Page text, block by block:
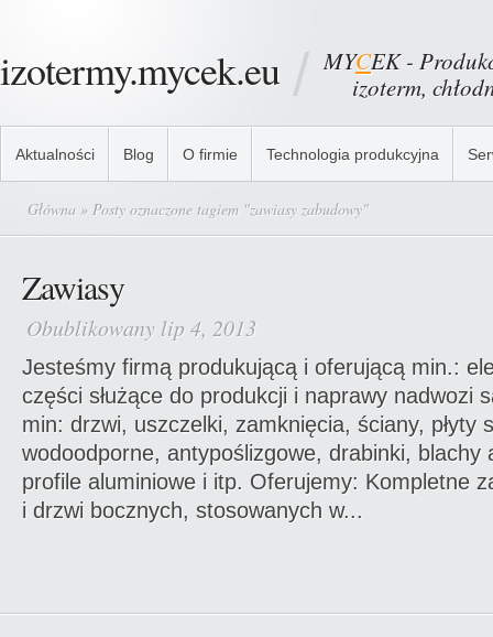
izotermy.mycek.eu MYCEK -
izoterm,
Aktualności Blog O firmie Technologia produkcyjna
Główna » Posty oznaczone tagiem "zawiasy zabudowy"
Zawiasy
Obublikowany lip 4, 2013
Jesteśmy firmą produkującą i oferującą min.:
części służące do produkcji i naprawy nadwozi
min: drzwi, uszczelki, zamknięcia, ściany, płyty
wodoodporne, antypoślizgowe, drabinki, blachy
profile aluminiowe i itp. Oferujemy: Kompletne
i drzwi bocznych, stosowanych w...